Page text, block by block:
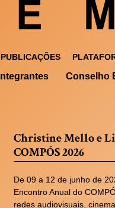
PUBLICAÇÕES
Integrantes Conselho
Christine Mello e
COMPÓS 2026
De 09 a 12 de junho de
Encontro Anual do
redes audiovisuais,